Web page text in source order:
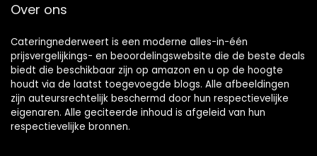
Over ons
Cateringnederweert is een moderne alles-in-één
prijsvergelijkings- en beoordelingswebsite die de beste deals
biedt die beschikbaar zijn op amazon en u op de hoogte
houdt via de laatst toegevoegde blogs. Alle afbeeldingen
zijn auteursrechtelijk beschermd door hun respectievelijke
eigenaren. Alle geciteerde inhoud is afgeleid van hun
respectievelijke bronnen.